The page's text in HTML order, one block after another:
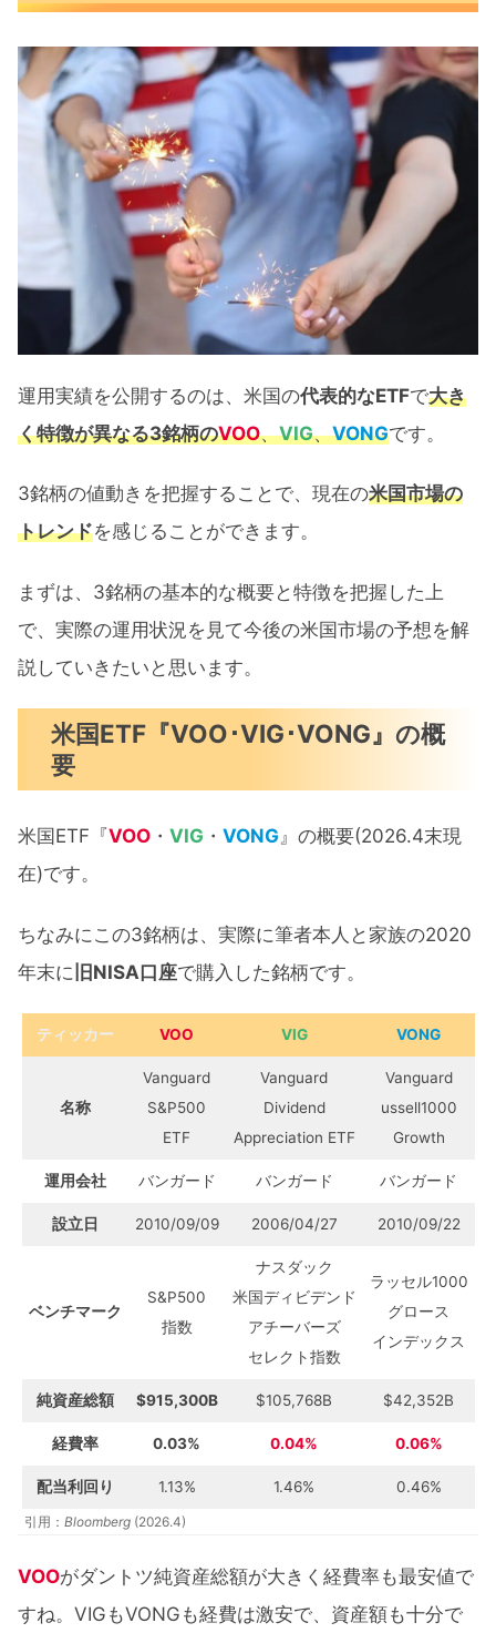
徴
VOO・VIG・VONGの過去リターン
VOO・VIG・VONGの運用実績【64ヶ
月間】
為替によるリターン
VOO・VIG・VONGのリターン推移
VOO･VIG･VONGの値動きに見える米国市
場の展望
VOO･VIG･VONGのチャート比較
1ヶ月リターンの推移による今後の米国
市場予想
VOO･VIG･VONG 64ヶ月間運用実績公開：
運用実績を公開するのは、米国の代表的なETFで大き
く特徴が異なる3銘柄のVOO、VIG、VONGです。
3銘柄の値動きを把握することで、現在の米国市場の
トレンドを感じることができます。
まずは、3銘柄の基本的な概要と特徴を把握した上
で、実際の運用状況を見て今後の米国市場の予想を解
説していきたいと思います。
米国ETF『VOO･VIG･VONG』の概
要
米国ETF『VOO ・ VIG ・ VONG』の概要(2026.4末現
在)です。
ちなみにこの3銘柄は、実際に筆者本人と家族の2020
年末に 旧NISA口座で購入した銘柄です。
ティッカー VOO VIG VONG
名称
Vanguard
S&P500
ETF
Vanguard
Dividend
Appreciation ETF
Vanguard
ussell1000
Growth
運用会社 バンガード バンガード バンガード
設立日 2010/09/09 2006/04/27 2010/09/22
ベンチマーク
S&P500
指数
ナスダック
米国ディビデンド
アチーバーズ
セレクト指数
ラッセル1000
グロース
インデックス
純資産総額 $915,300B $105,768B $42,352B
経費率 0.03% 0.04% 0.06%
配当利回り 1.13% 1.46% 0.46%
引用： Bloomberg (2026.4)
VOOがダントツ純資産総額が大きく経費率も最安値で
すね。VIGもVONGも経費は激安で、資産額も十分で